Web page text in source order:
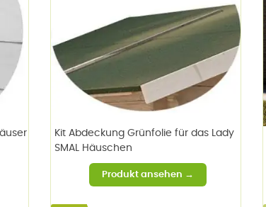
Kit Abdeckung Grünfolie für das Lady
SMAL Häuschen